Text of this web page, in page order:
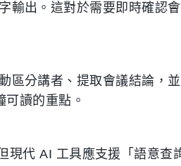
輸出。這對於需要即時確認
區分講者、提取會議結論，
讀的重點。
代 AI 工具應支援「語意查